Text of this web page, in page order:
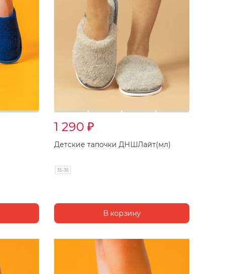
1 290 ₽
Детские тапочки ДНШЛайт(мл)
35-36